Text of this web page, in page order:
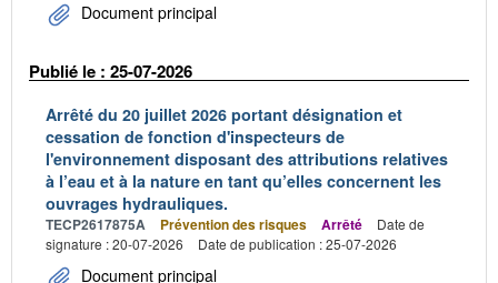
Document principal
Publié le : 25-07-2026
Arrêté du 20 juillet 2026 portant désignation et
cessation de fonction d'inspecteurs de
l'environnement disposant des attributions relatives
à l’eau et à la nature en tant qu’elles concernent les
ouvrages hydrauliques.
TECP2617875A Prévention des risques Arrêté
Date de
signature : 20-07-2026
Date de publication : 25-07-2026
Document principal